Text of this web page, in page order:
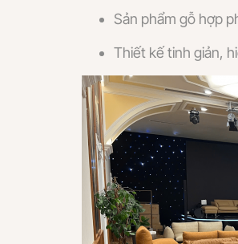
Sản phẩm gỗ hợp
Thiết kế tinh giản,